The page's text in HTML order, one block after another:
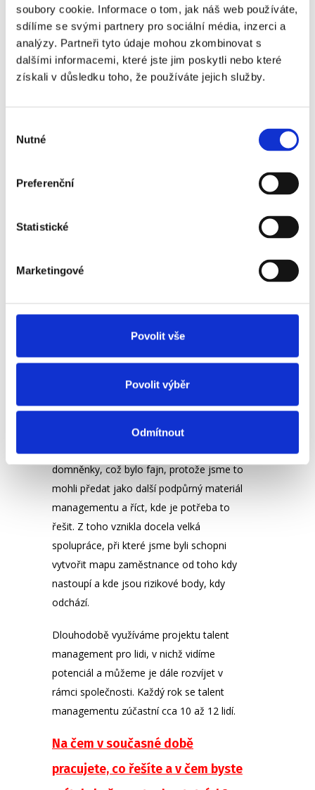
soubory cookie. Informace o tom, jak náš web používáte,
sdílíme se svými partnery pro sociální média, inzerci a
analýzy. Partneři tyto údaje mohou zkombinovat s
dalšími informacemi, které jste jim poskytli nebo které
získali v důsledku toho, že používáte jejich služby.
souhlasu
Nutné
Preferenční
Statistické
Marketingové
Povolit vše
Povolit výběr
Odmítnout
V této oblasti se nám dobře spolupracuje a
můžu doporučit Feedyou.
Máte v plánu to nějak dál
komunikace, tedy pro naše zaměstnance.
mají, kdy je jejich směna, na jaké benefity
odkázat na to, kde tuto informaci zjistí.
Co u Vás ve firmě funguje skvěle a
mohl byste doporučit i dalším?
společností HumanCraft , kdy jsme si
nechali zjistit, kde jsou naše slabé stránky
v rámci různých oborů. Po tomto detailním
rozboru se ve větší míře potvrdily naše
domněnky, což bylo fajn, protože jsme to
mohli předat jako další podpůrný materiál
managementu a říct, kde je potřeba to
řešit. Z toho vznikla docela velká
spolupráce, při které jsme byli schopni
vytvořit mapu zaměstnance od toho kdy
nastoupí a kde jsou rizikové body, kdy
odchází.
Dlouhodobě využíváme projektu talent
management pro lidi, v nichž vidíme
potenciál a můžeme je dále rozvíjet v
rámci společnosti. Každý rok se talent
managementu zúčastní cca 10 až 12 lidí.
Na čem v současné době
pracujete, co řešíte a v čem byste